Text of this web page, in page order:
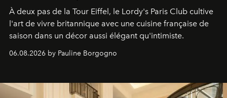
À deux pas de la Tour Eiffel, le Lordy's Paris Club cultive
l'art de vivre britannique avec une cuisine française de
saison dans un décor aussi élégant qu'intimiste.
06.08.2026 by Pauline Borgogno